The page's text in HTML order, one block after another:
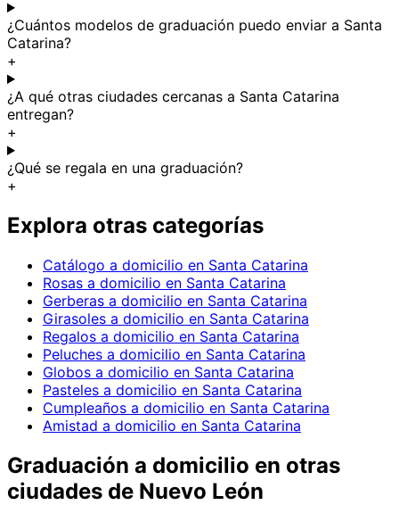
¿Cuántos modelos de graduación puedo enviar a Santa
Catarina?
+
¿A qué otras ciudades cercanas a Santa Catarina
entregan?
+
¿Qué se regala en una graduación?
+
Explora otras categorías
Catálogo a domicilio en Santa Catarina
Rosas a domicilio en Santa Catarina
Gerberas a domicilio en Santa Catarina
Girasoles a domicilio en Santa Catarina
Regalos a domicilio en Santa Catarina
Peluches a domicilio en Santa Catarina
Globos a domicilio en Santa Catarina
Pasteles a domicilio en Santa Catarina
Cumpleaños a domicilio en Santa Catarina
Amistad a domicilio en Santa Catarina
Graduación a domicilio en otras
ciudades de Nuevo León